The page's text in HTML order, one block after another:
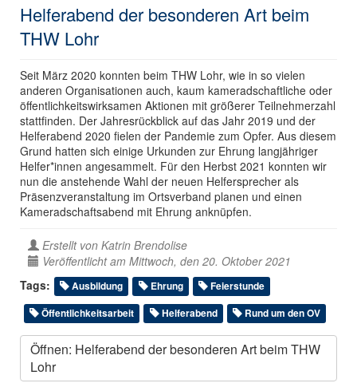
Helferabend der besonderen Art beim
THW Lohr
Seit März 2020 konnten beim THW Lohr, wie in so vielen
anderen Organisationen auch, kaum kameradschaftliche oder
öffentlichkeitswirksamen Aktionen mit größerer Teilnehmerzahl
stattfinden. Der Jahresrückblick auf das Jahr 2019 und der
Helferabend 2020 fielen der Pandemie zum Opfer. Aus diesem
Grund hatten sich einige Urkunden zur Ehrung langjähriger
Helfer*innen angesammelt. Für den Herbst 2021 konnten wir
nun die anstehende Wahl der neuen Helfersprecher als
Präsenzveranstaltung im Ortsverband planen und einen
Kameradschaftsabend mit Ehrung anknüpfen.
Erstellt von Katrin Brendolise
Veröffentlicht am Mittwoch, den 20. Oktober 2021
Tags:
Ausbildung Ehrung
Feierstunde
Öffentlichkeitsarbeit
Helferabend Rund um den OV
Öffnen: Helferabend der besonderen Art beim THW
Lohr